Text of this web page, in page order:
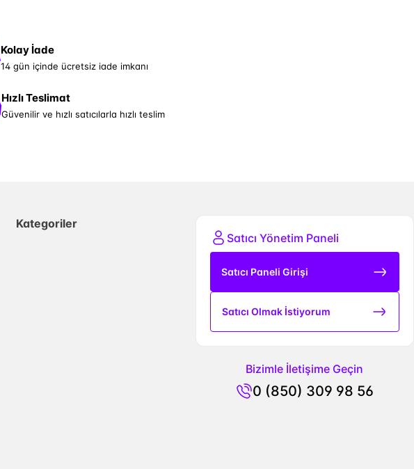
Kolay İade
14 gün içinde ücretsiz iade imkanı
Hızlı Teslimat
Güvenilir ve hızlı satıcılarla hızlı teslim
Kategoriler
Satıcı Yönetim Paneli
Satıcı Paneli Girişi
Satıcı Olmak İstiyorum
Bizimle İletişime Geçin
0 (850) 309 98 56